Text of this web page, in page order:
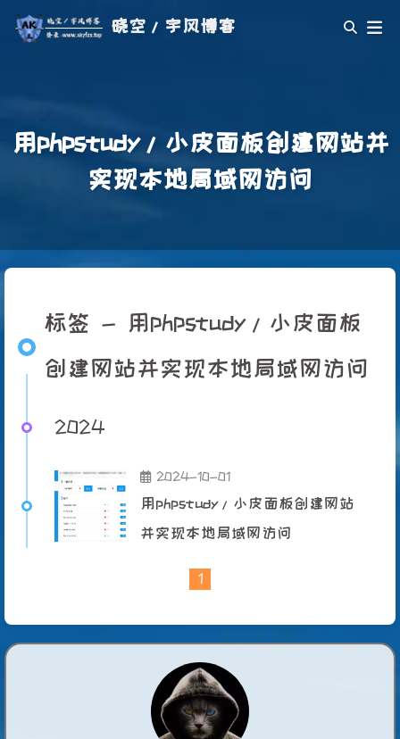
晓空/宇风博客
用phpstudy/小皮面板创建网站并
实现本地局域网访问
标签 - 用phpstudy/小皮面板
创建网站并实现本地局域网访问
2024
2024-10-01
用phpstudy/小皮面板创建网站
并实现本地局域网访问
1